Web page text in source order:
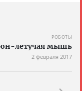
РОБОТЫ
летучая мышь
2 февраля 2017